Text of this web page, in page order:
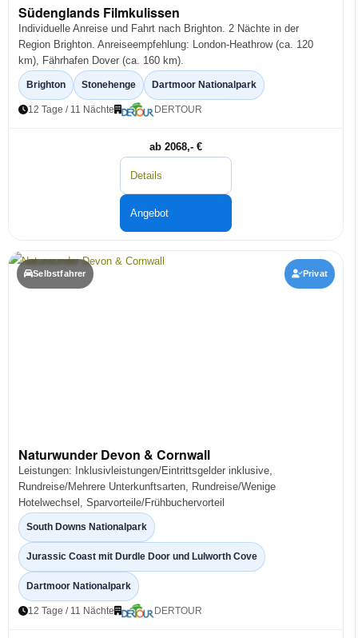
Südenglands Filmkulissen
Individuelle Anreise und Fahrt nach Brighton. 2 Nächte in der
Region Brighton. Anreiseempfehlung: London-Heathrow (ca. 120
km), Fährhafen Dover (ca. 160 km).
Brighton Stonehenge Dartmoor Nationalpark
12 Tage / 11 Nächte DERTOUR
ab 2068,- €
Details
Angebot
Selbstfahrer Privat
Naturwunder Devon & Cornwall
Leistungen: Inklusivleistungen/Eintrittsgelder inklusive,
Rundreise/Mehrere Unterkunftsarten, Rundreise/Wenige
Hotelwechsel, Sparvorteile/Frühbuchervorteil
South Downs Nationalpark
Jurassic Coast mit Durdle Door und Lulworth Cove
Dartmoor Nationalpark
12 Tage / 11 Nächte DERTOUR